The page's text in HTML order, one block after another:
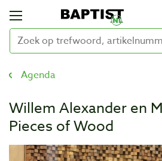
Agenda
Willem Alexander en
Pieces of Wood